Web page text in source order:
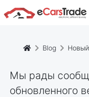
Установите веб-
добавьте его на
Blog
Мы рады
обновленного